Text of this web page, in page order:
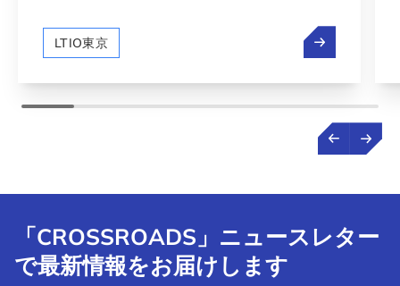
てお届けしました。また、ルクセンブルクと
日本の宇宙分野での交流の裾野が広がってい
ます。
LTIO東京 エグゼクティ
「CROSSROADS」ニュースレター
で最新情報をお届けします